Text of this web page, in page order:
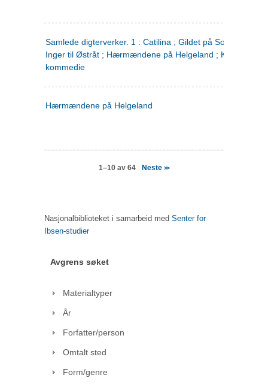
Samlede digterverker. 1 : Catilina ; Gildet på Solhaug ; Fru
Inger til Østråt ; Hærmændene på Helgeland ;
kommedie
Hærmændene på Helgeland
1–10 av 64 Neste>>
Nasjonalbiblioteket i samarbeid med Senter for
Ibsen-studier
Avgrens søket
Materialtyper
År
Forfatter/person
Omtalt sted
Form/genre